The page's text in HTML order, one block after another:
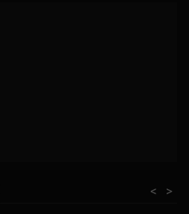
>
<